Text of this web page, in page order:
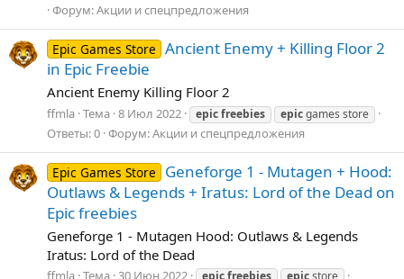
Форум:Акции и спецпредложения
Epic Games Store Ancient Enemy + Killing Floor 2
in Epic Freebie
Ancient Enemy Killing Floor 2
ffmla Тема 8 Июл 2022 epicfreebies epicgames store
Ответы: 0 Форум:Акции и спецпредложения
Epic Games Store
Geneforge 1 - Mutagen + Hood:
Outlaws & Legends + Iratus: Lord of the Dead on
Epic freebies
Geneforge 1 - Mutagen Hood: Outlaws & Legends
Iratus: Lord of the Dead
ffmla Тема 30 Июн 2022